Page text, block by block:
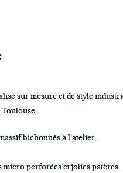
sur mesure et de style
bichonnés à l’atelier.
micro perforées et jolies patères.